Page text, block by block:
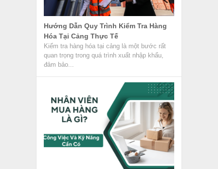
Nhân viên mua hàng là gì? Đây là vị trí quan
trọng trong các công ty xuất nhập khẩu,
đảm...
Điều Kiện CIF Trong Incoterms 2020
Trong giao dịch thương mại quốc tế, điều kiện